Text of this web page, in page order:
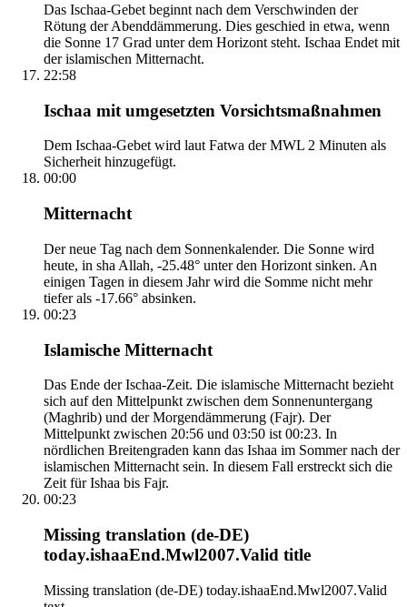
Das Ischaa-Gebet beginnt nach dem Verschwinden der
Rötung der Abenddämmerung. Dies geschied in etwa, wenn
die Sonne 17 Grad unter dem Horizont steht. Ischaa Endet mit
der islamischen Mitternacht.
22:58
Ischaa mit umgesetzten Vorsichtsmaßnahmen
Dem Ischaa-Gebet wird laut Fatwa der MWL 2 Minuten als
Sicherheit hinzugefügt.
00:00
Mitternacht
Der neue Tag nach dem Sonnenkalender. Die Sonne wird
heute, in sha Allah, -25.48° unter den Horizont sinken. An
einigen Tagen in diesem Jahr wird die Somme nicht mehr
tiefer als -17.66° absinken.
00:23
Islamische Mitternacht
Das Ende der Ischaa-Zeit. Die islamische Mitternacht bezieht
sich auf den Mittelpunkt zwischen dem Sonnenuntergang
(Maghrib) und der Morgendämmerung (Fajr). Der
Mittelpunkt zwischen 20:56 und 03:50 ist 00:23. In
nördlichen Breitengraden kann das Ishaa im Sommer nach der
islamischen Mitternacht sein. In diesem Fall erstreckt sich die
Zeit für Ishaa bis Fajr.
00:23
Missing translation (de-DE)
today.ishaaEnd.Mwl2007.Valid title
Missing translation (de-DE) today.ishaaEnd.Mwl2007.Valid